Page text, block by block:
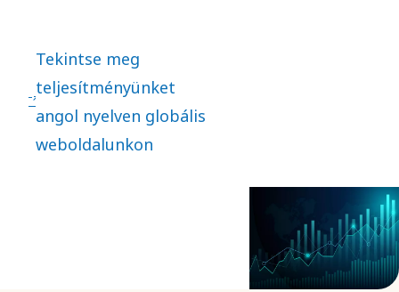
üvegházhatású gázok
kibocsátását, a
hulladékot, a vizet és az
Tekintse meg
teljesítményünket
angol nyelven globális
weboldalunkon